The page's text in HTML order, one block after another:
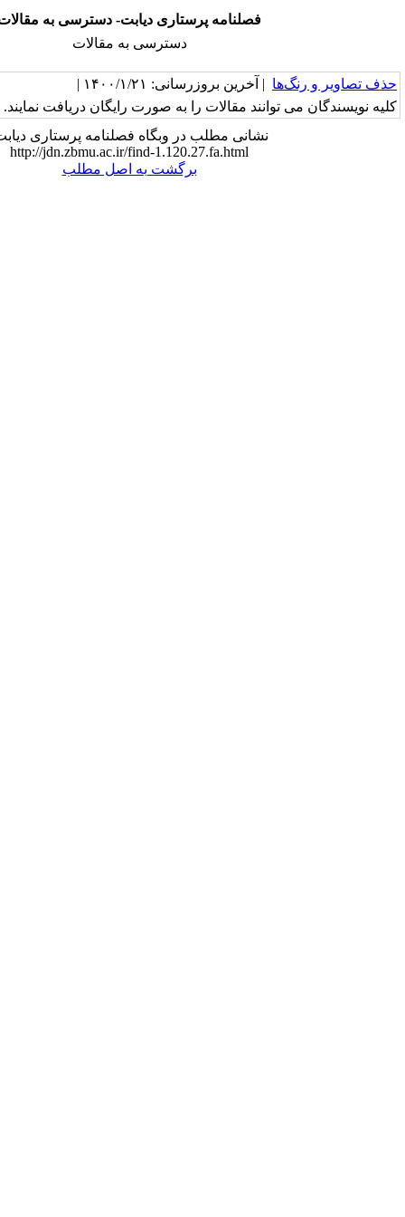
فصلنامه پرستاری دیابت- دسترسی به مقالات
بروزرسانی: ۱۴۰۰/۱/۲۱ |
مقالات را به صورت رایگان دریافت نمایند.
مطلب در وبگاه فصلنامه پرستاری دیابت:
http://jdn.zbmu.ac.ir/find-1.120.27.fa.html